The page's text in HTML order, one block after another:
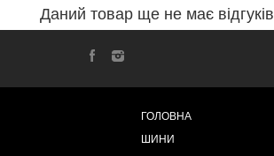
Даний товар ще не має відгуків
ГОЛОВНА
ШИНИ